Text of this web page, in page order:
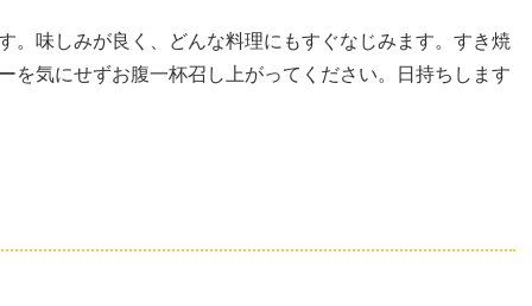
。味しみが良く、どんな料理にもすぐなじみます。すき焼
を気にせずお腹一杯召し上がってください。日持ちします